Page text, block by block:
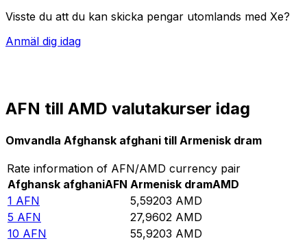
Visste du att du kan skicka pengar utomlands med Xe?
Anmäl dig idag
AFN till AMD valutakurser idag
Omvandla Afghansk afghani till Armenisk dram
Rate information of AFN/AMD currency pair
Afghansk afghaniAFN Armenisk dramAMD
1 AFN 5,59203 AMD
5 AFN 27,9602 AMD
10 AFN 55,9203 AMD